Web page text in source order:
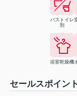
バストイレ
別
浴室乾燥機
セールスポイント